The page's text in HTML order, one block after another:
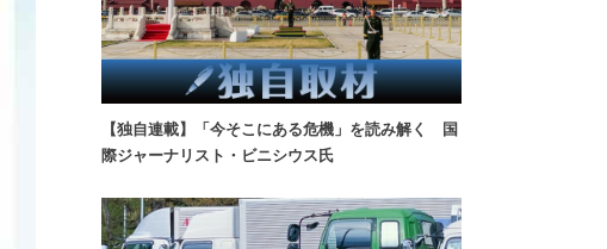
【独自連載】「今そこにある危機」を読み解く 国
際ジャーナリスト・ビニシウス氏